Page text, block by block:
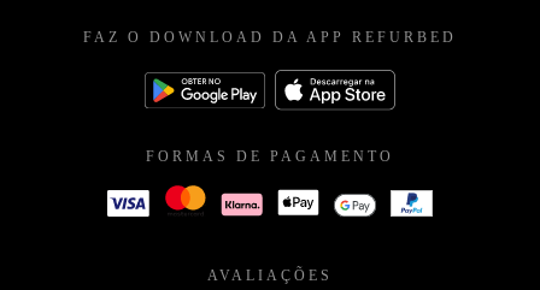
FAZ O DOWNLOAD DA APP REFURBED
FORMAS DE PAGAMENTO
AVALIAÇÕES